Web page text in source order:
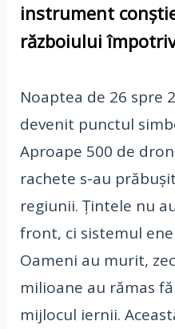
instrument
războiului
Noaptea de 26 spre
devenit punctul
Aproape 500 de
rachete s-au
regiunii. Țintele nu
front, ci sistemul
Oameni au murit,
milioane au rămas
mijlocul iernii.